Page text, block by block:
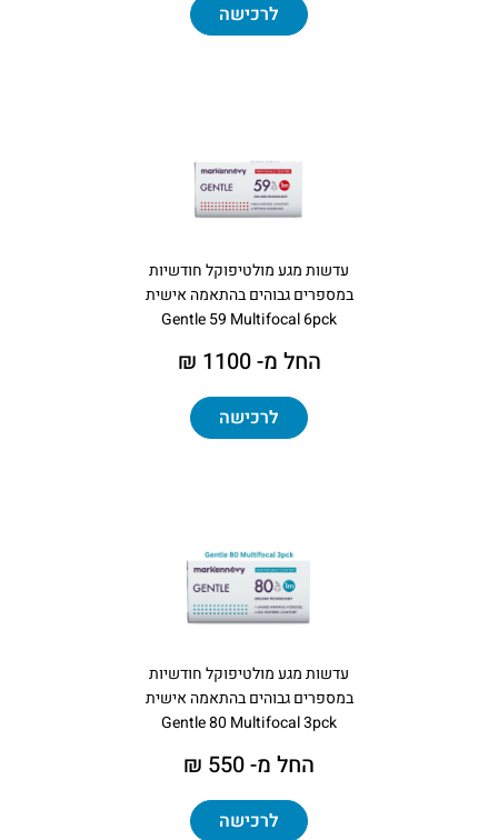
לרכישה
עדשות מגע מולטיפוקל חודשיות
במספרים גבוהים בהתאמה אישית
Gentle 59 Multifocal 6pck
החל מ- 1100 ₪
לרכישה
עדשות מגע מולטיפוקל חודשיות
במספרים גבוהים בהתאמה אישית
Gentle 80 Multifocal 3pck
החל מ- 550 ₪
לרכישה